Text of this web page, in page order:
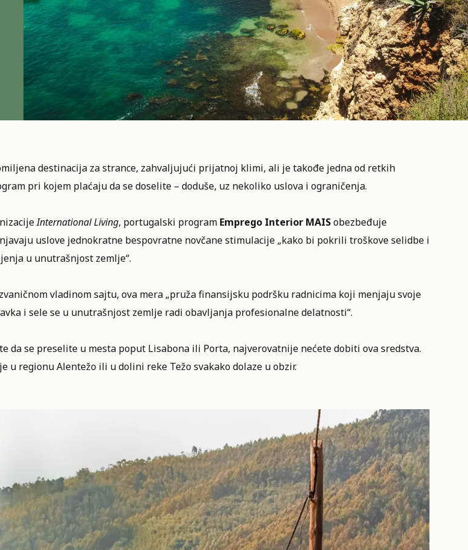
destinacija za strance, zahvaljujući prijatnoj klimi, ali je takođe jedna od retkih
pri kojem plaćaju da se doselite – doduše, uz nekoliko uslova i ograničenja.
International Living, portugalski programEmprego Interior MAISobezbeđuje
uslove jednokratne bespovratne novčane stimulacije „kako bi pokrili troškove selidbe i
u unutrašnjost zemlje“.
vladinom sajtu, ova mera „pruža finansijsku podršku radnicima koji menjaju svoje
i sele se u unutrašnjost zemlje radi obavljanja profesionalne delatnosti“.
da se preselite u mesta poput Lisabona ili Porta, najverovatnije nećete dobiti ova sredstva.
u regionu Alentežo ili u dolini reke Težo svakako dolaze u obzir.